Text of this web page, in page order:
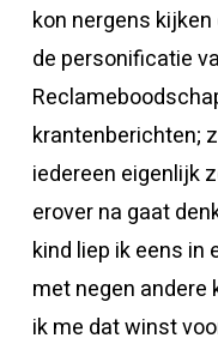
kon nergens
de personificatie
krantenberichten;
iedereen eigenlijk
erover na gaat
kind liep ik eens
met negen andere
ik me dat winst